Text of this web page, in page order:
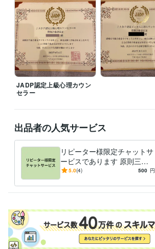
JADP認定上級心理カウン
セラー
出品者の人気サービス
リピーター様限定チャットサ
ービスであります 原則三か
月のチャットサービスです
5.0(4) 500 円